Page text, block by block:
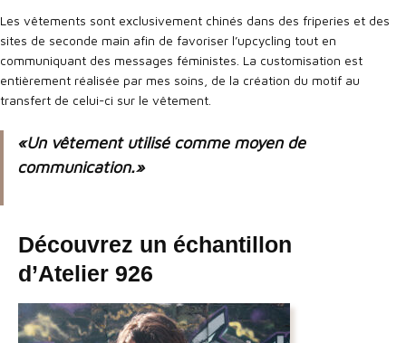
Les vêtements sont exclusivement chinés dans des friperies et des
sites de seconde main afin de favoriser l’upcycling tout en
communiquant des messages féministes. La customisation est
entièrement réalisée par mes soins, de la création du motif au
transfert de celui-ci sur le vêtement.
«Un vêtement utilisé comme moyen de
communication.»
Découvrez un échantillon
d’Atelier 926